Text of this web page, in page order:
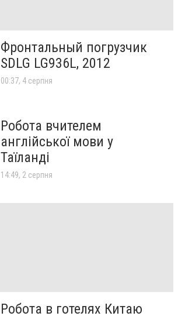
Фронтальный погрузчик
SDLG LG936L, 2012
00:37, 4 серпня
Робота вчителем
англійської мови у
Таїланді
14:49, 2 серпня
Робота в готелях Китаю